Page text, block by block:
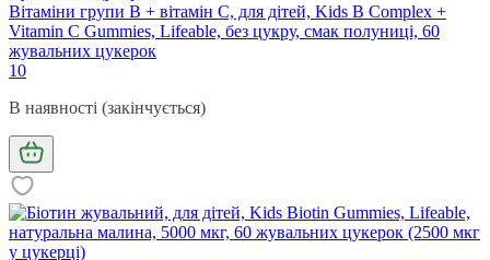
Вітаміни групи В + вітамін С, для дітей, Kids B Complex +
Vitamin C Gummies, Lifeable, без цукру, смак полуниці, 60
жувальних цукерок
10
В наявності (закінчується)